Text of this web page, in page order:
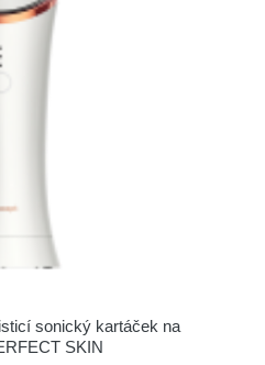
sonický kartáček na
SKIN